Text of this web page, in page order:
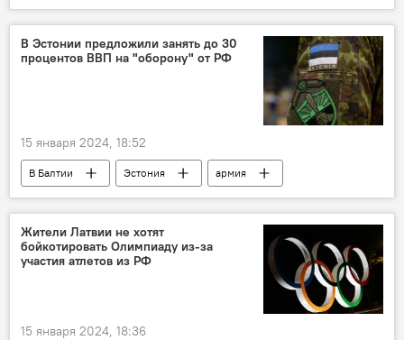
недвижимость
общество
Минобороны
В Эстонии предложили занять до 30
процентов ВВП на "оборону" от РФ
15 января 2024, 18:52
В Балтии Эстония
армия
войска
вооруженные силы
поставки вооружения
закупка
закупки
оборона
Жители Латвии не хотят
бойкотировать Олимпиаду из-за
участия атлетов из РФ
15 января 2024, 18:36